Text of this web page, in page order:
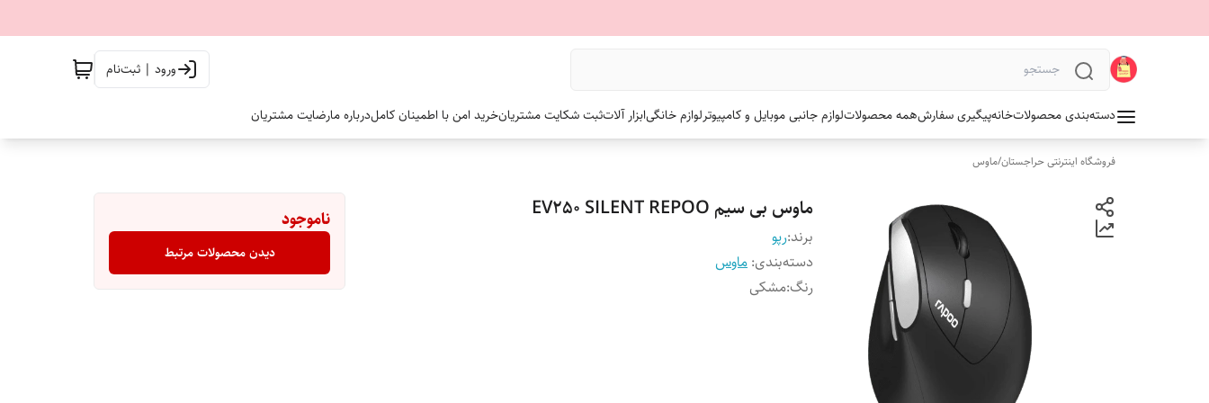
ورود | ثبت‌نام
دسته‌بندی محصولاتخانهپیگیری سفارشهمه محصولاتلوازم جانبی موبایل و کامپیوترلوازم خانگیابزار آلاتثبت شکایت مشتریانخرید امن با اطمینان کاملدرباره مارضایت مشتریان
فروشگاه اینترنتی حراجستان/ماوس
ماوس بی سیم EV250 SILENT REPOO
برند:رپو
دسته‌بندی: ماوس
رنگ:مشکی
ناموجود
دیدن محصولات مرتبط